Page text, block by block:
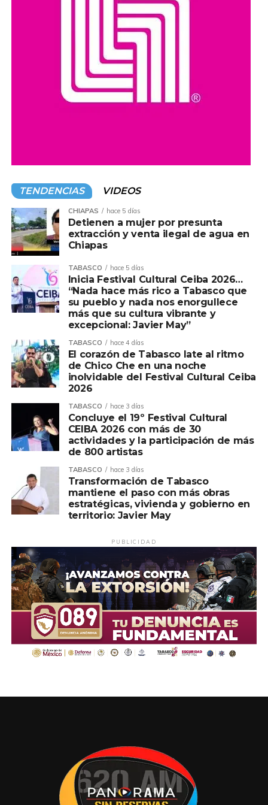
Las condiciones meteorológicas de este lunes podrían
favorecer las labores de combate, debido a que se prevé
una disminución de los fuertes vientos y temperaturas
por debajo de los 30 grados Celsius. No obstante, el calor
volvería a intensificarse a partir del miércoles, lo que
podría complicar nuevamente los trabajos de extinción.
TENDENCIAS VIDEOS
CHIAPAS hace 5 días
Detienen a mujer por presunta
extracción y venta ilegal de agua en
Chiapas
TABASCO hace 5 días
Inicia Festival Cultural Ceiba 2026…
“Nada hace más rico a Tabasco que
su pueblo y nada nos enorgullece
más que su cultura vibrante y
excepcional: Javier May”
TABASCO hace 4 días
El corazón de Tabasco late al ritmo
de Chico Che en una noche
inolvidable del Festival Cultural Ceiba
2026
TABASCO hace 3 días
Concluye el 19º Festival Cultural
CEIBA 2026 con más de 30
actividades y la participación de más
de 800 artistas
TABASCO hace 3 días
Transformación de Tabasco
mantiene el paso con más obras
estratégicas, vivienda y gobierno en
territorio: Javier May
PUBLICIDAD